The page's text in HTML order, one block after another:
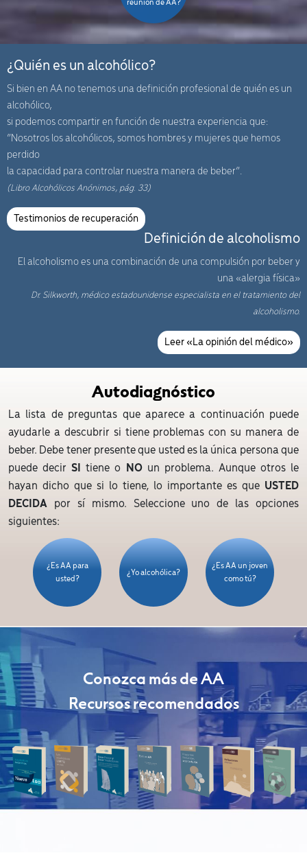
reunión de AA?
¿Quién es un alcohólico?
Si bien en AA no tenemos una definición profesional de quién es un
alcohólico,
si podemos compartir en función de nuestra experiencia que:
“Nosotros los alcohólicos, somos hombres y mujeres que hemos
perdido
la capacidad para controlar nuestra manera de beber”.
(Libro Alcohólicos Anónimos, pág. 33)
Testimonios de recuperación
Definición de alcoholismo
El alcoholismo es una combinación de una compulsión por beber y
una «alergia física»
Dr. Silkworth, médico estadounidense especialista en el tratamiento del
alcoholismo.
Leer «La opinión del médico»
Autodiagnóstico
La lista de preguntas que aparece a continuación puede
ayudarle a descubrir si tiene problemas con su manera de
beber. Debe tener presente que usted es la única persona que
puede decirSI tiene o NOun problema. Aunque otros le
hayan dicho que si lo tiene, lo importante es que USTED
DECIDA por sí mismo. Seleccione uno de las opciones
siguientes:
¿Es AA para
usted?
¿Yo alcohólica?
¿Es AA un joven
como tú?
Conozca más de AA
Recursos recomendados